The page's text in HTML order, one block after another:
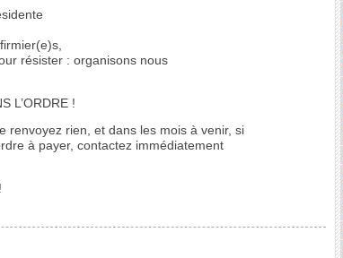
résister : organisons nous
L’ORDRE !
renvoyez rien, et dans les mois à venir, si
à payer, contactez immédiatement